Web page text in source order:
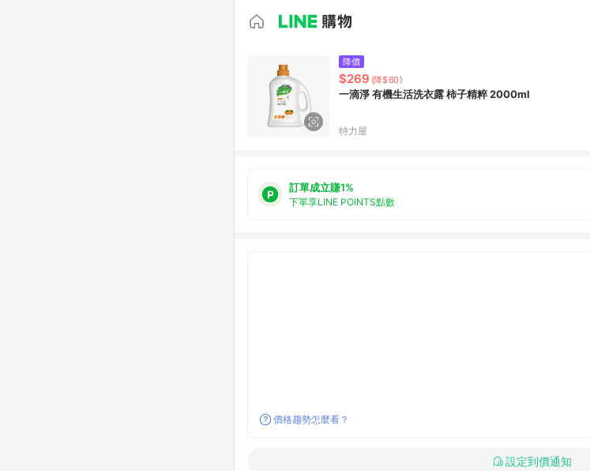
降價
$269 (降$60)
一滴淨 有機生活洗衣露 柿子精粹 2000ml
特力屋
訂單成立賺1%
下單享LINE POINTS點數
價格趨勢怎麼看？
設定到價通知